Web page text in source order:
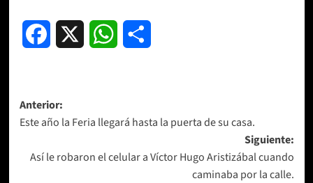
Facebook WhatsApp
Navegación
de
entradas
Anterior:
Este año la Feria llegará hasta la puerta de su casa.
Siguiente:
Así le robaron el celular a Víctor Hugo Aristizábal cuando
caminaba por la calle.